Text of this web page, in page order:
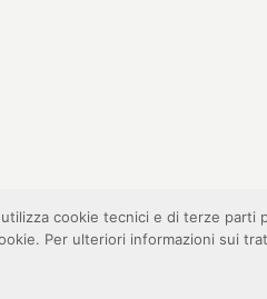
cookie tecnici e di terze parti
Per ulteriori informazioni sui